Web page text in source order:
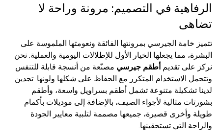
الرفاهية في التصميم: مرونة وراحة لا
تضاهى
تتميز خامة الجيرسي بمرونتها الفائقة ونعومتها الملموسة على
البشرة، مما يجعلها الخيار الأول للإطلالات اليومية والعملية. نحن
نركز على تقديم أطقم جيرسي مصنّعة من أنسجة قابلة للتنفس
وتتحمل الاستخدام المتكرر مع الحفاظ على شكلها ولونها. تجدين
لدينا تشكيلة متنوعة تشمل أطقم بسراويل واسعة، وأطقم
بشورتات مثالية لأجواء الصيف، بالإضافة إلى موديلات بأكمام
طويلة وأخرى قصيرة، جميعها مصممة لتلبية معايير الجودة
والراحة التي تستحقينها.